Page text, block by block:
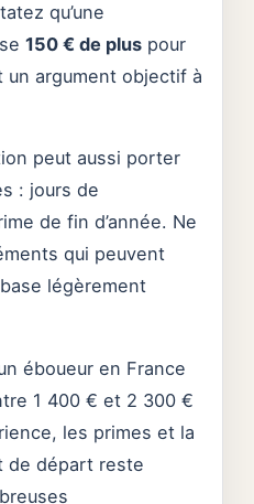
qu’une
150 € de plus pour
un argument objectif à
peut aussi porter
: jours de
de fin d’année. Ne
qui peuvent
légèrement
éboueur en France
1 400 € et 2 300 €
les primes et la
de départ reste